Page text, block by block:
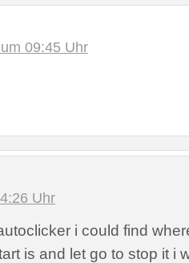
09:45 Uhr
Uhr
i could find
is and let go to stop it i